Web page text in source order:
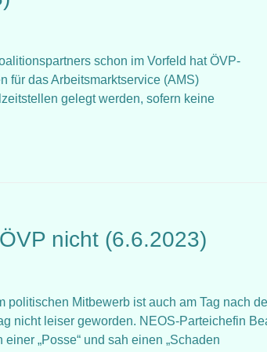
schon im Vorfeld hat ÖVP-
für das Arbeitsmarktservice (AMS)
gelegt werden, sofern keine
nicht (6.6.2023)
politischen Mitbewerb ist auch am Tag nach
nicht leiser geworden. NEOS-Parteichefin
„Posse“ und sah einen „Schaden